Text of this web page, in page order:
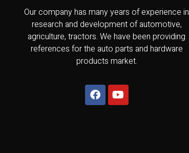
Our company has many years of experience in
research and development of automotive,
agriculture, tractors. We have been providing
references for the auto parts and hardware
products market.